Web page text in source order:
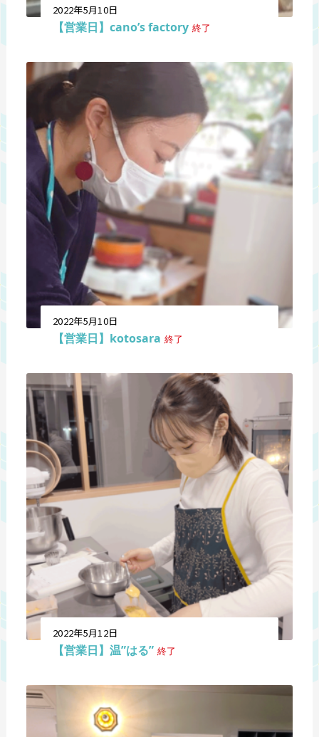
2022年5月10日
【営業日】cano’s factory 終了
2022年5月10日
【営業日】kotosara 終了
2022年5月12日
【営業日】温”はる” 終了